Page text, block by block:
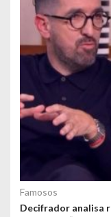
Famosos
Decifrador analisa